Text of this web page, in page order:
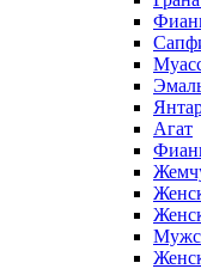
Агат